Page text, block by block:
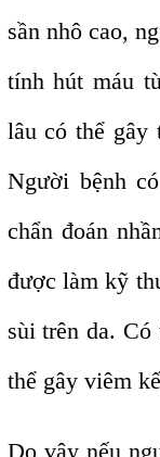
sần nhô cao,
tính hút máu
lâu có thể gây
Người bệnh
chẩn đoán
được làm kỹ
sùi trên da.
thể gây viêm
Do vậy nếu